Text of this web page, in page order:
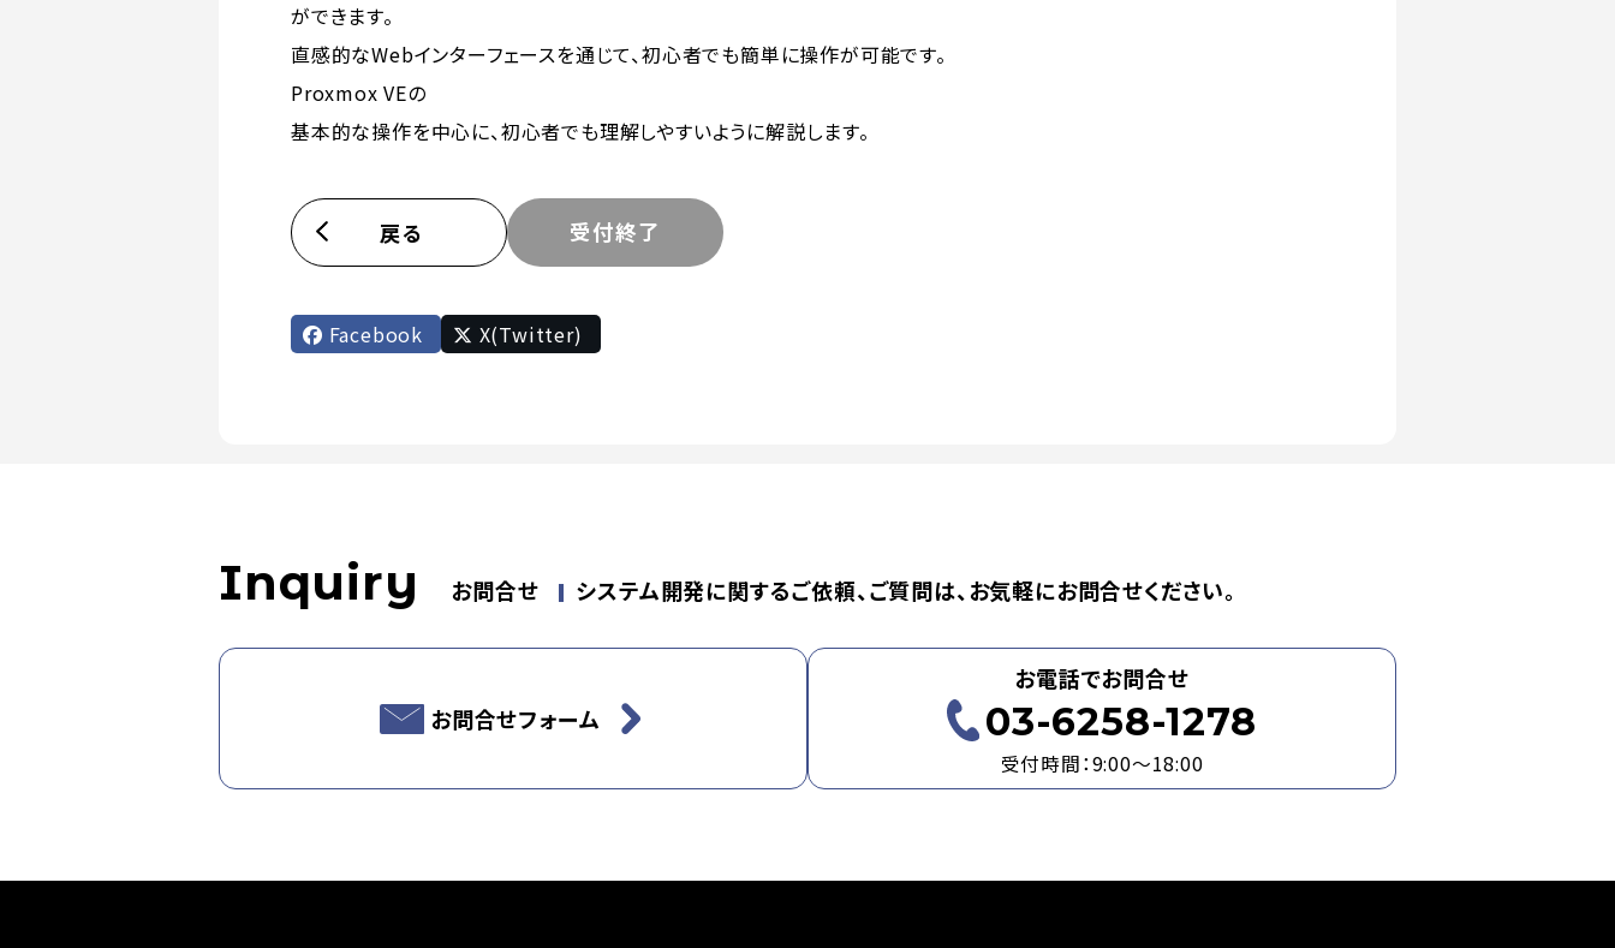
ができます。
直感的なWebインターフェースを通じて、初心者でも簡単に操作が可能です。
Proxmox VEの
基本的な操作を中心に、初心者でも理解しやすいように解説します。
戻る 受付終了
Facebook X(Twitter)
Inquiry お問合せ システム開発に関するご依頼、ご質問は、お気軽にお問合せください。
お問合せフォーム
お電話でお問合せ
03-6258-1278
受付時間：9:00～18:00